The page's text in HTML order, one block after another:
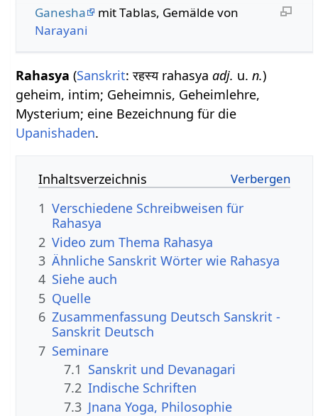
Ganesha
mit Tablas, Gemälde von
Narayani
Rahasya (Sanskrit: रहस्य rahasyaadj. u.n.)
geheim, intim; Geheimnis, Geheimlehre,
Mysterium; eine Bezeichnung für die
Upanishaden.
Inhaltsverzeichnis
1 Verschiedene Schreibweisen für
Rahasya
2 Video zum Thema Rahasya
3 Ähnliche Sanskrit Wörter wie Rahasya
4 Siehe auch
5 Quelle
6 Zusammenfassung Deutsch Sanskrit -
Sanskrit Deutsch
7 Seminare
7.1 Sanskrit und Devanagari
7.2 Indische Schriften
7.3 Jnana Yoga, Philosophie